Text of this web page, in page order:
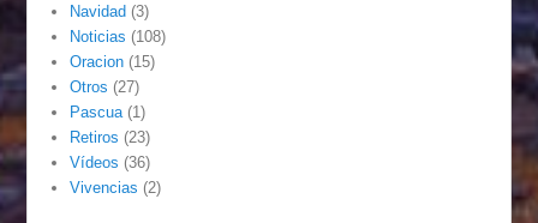
Navidad (3)
Noticias (108)
Oracion (15)
Otros (27)
Pascua (1)
Retiros (23)
Vídeos (36)
Vivencias (2)